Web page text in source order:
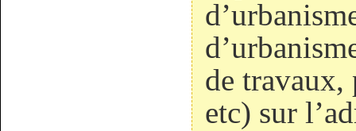
de travaux,
etc) sur